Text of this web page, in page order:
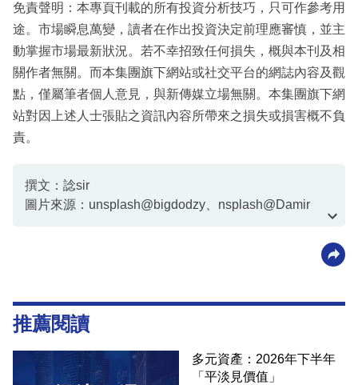
免責聲明：本專頁刊載的所有投資分析技巧，只可作參考用
途。市場瞬息萬變，讀者在作出投資決定前理應審慎，並主
動掌握市場最新狀況。若不幸招致任何損失，概與本刊及相
關作者無關。而本集團旗下網站或社交平台的網誌內容及觀
點，僅屬筆者個人意見，與新傳媒立場無關。本集團旗下網
站對因上述人士張貼之資訊內容所帶來之損失或損害概不負
責。
撰文：諗sir
圖片來源：unsplash@bigdodzy、nsplash@Damir
推薦閱讀
多元資產：2026年下半年
「平淡見價值」